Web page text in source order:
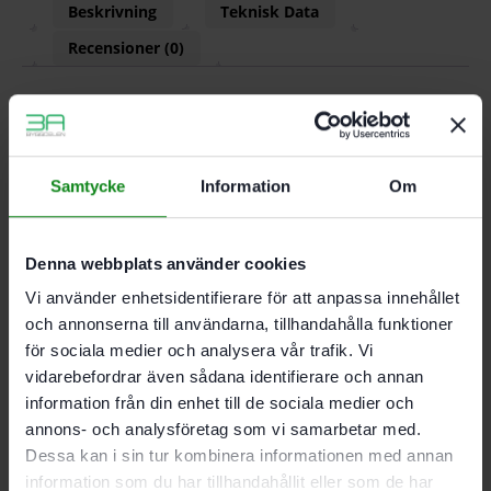
Samtycke Information Om
Denna webbplats använder cookies
Vi använder enhetsidentifierare för att anpassa innehållet
och annonserna till användarna, tillhandahålla funktioner
för sociala medier och analysera vår trafik. Vi
vidarebefordrar även sådana identifierare och annan
information från din enhet till de sociala medier och
annons- och analysföretag som vi samarbetar med.
Dessa kan i sin tur kombinera informationen med annan
information som du har tillhandahållit eller som de har
Beskrivning
Teknisk Data
Recensioner (0)
Bearbetning av toppmoderna lacksystem
spackel. filler
För DTS 400. DTSC 400. DS 400
Förpackning 100-pack